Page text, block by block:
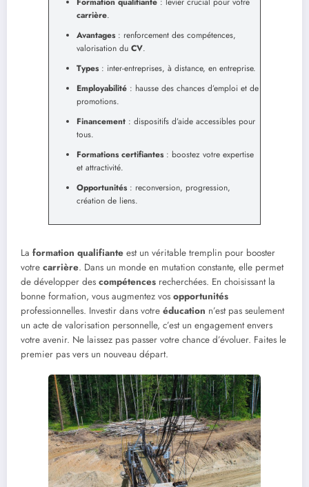
carrière.
Avantages: renforcement des compétences,
valorisation du CV.
Types: inter-entreprises, à distance, en entreprise.
Employabilité : hausse des chances d’emploi et de
promotions.
Financement : dispositifs d’aide accessibles pour
tous.
Formations certifiantes: boostez votre expertise
et attractivité.
Opportunités: reconversion, progression,
création de liens.
La formation qualifiante est un véritable tremplin pour booster
votre carrière. Dans un monde en mutation constante, elle permet
de développer des compétences recherchées. En choisissant la
bonne formation, vous augmentez vos opportunités
professionnelles. Investir dans votre éducation n’est pas seulement
un acte de valorisation personnelle, c’est un engagement envers
votre avenir. Ne laissez pas passer votre chance d’évoluer. Faites le
premier pas vers un nouveau départ.